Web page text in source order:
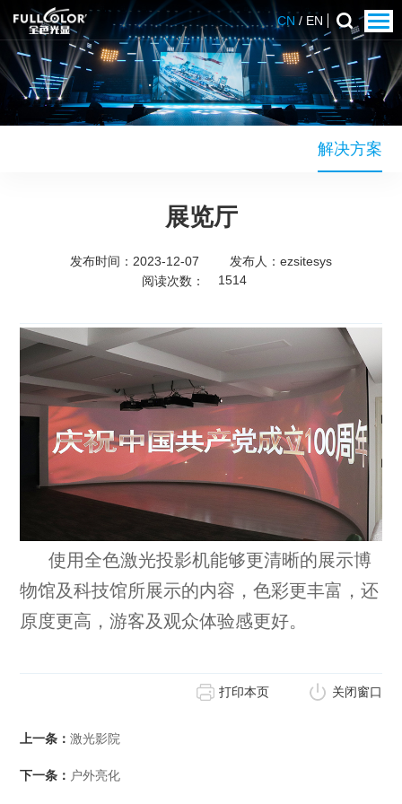
CN / EN
解决方案
展览厅
发布时间：2023-12-07 发布人： ezsitesys
阅读次数：
1514
使用全色激光投影机能够更清晰的展示博
物馆及科技馆所展示的内容，色彩更丰富，还
原度更高，游客及观众体验感更好。
打印本页 关闭窗口
上一条：激光影院
下一条： 户外亮化